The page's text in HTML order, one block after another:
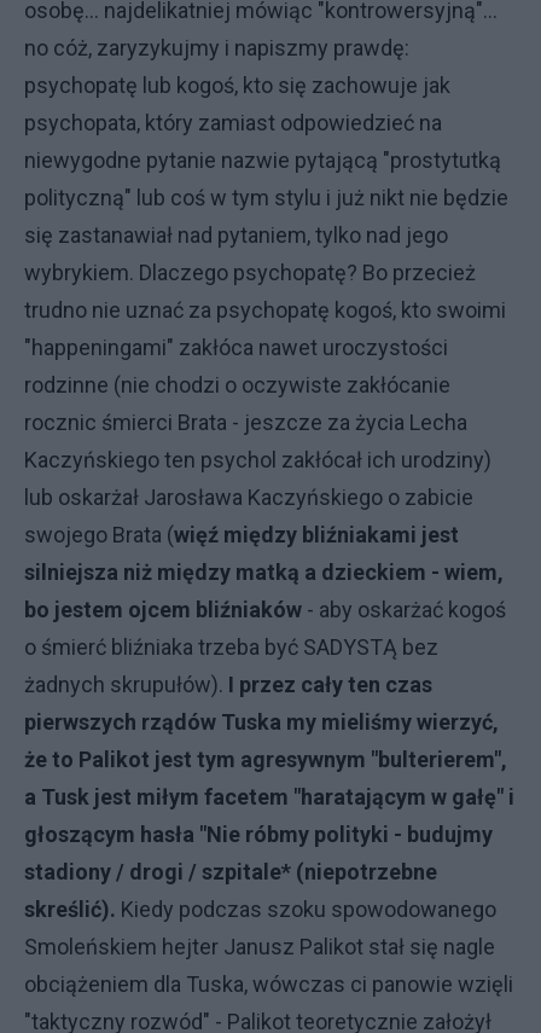
osobę... najdelikatniej mówiąc "kontrowersyjną"...
no cóż, zaryzykujmy i napiszmy prawdę:
psychopatę lub kogoś, kto się zachowuje jak
psychopata, który zamiast odpowiedzieć na
niewygodne pytanie nazwie pytającą "prostytutką
polityczną" lub coś w tym stylu i już nikt nie będzie
się zastanawiał nad pytaniem, tylko nad jego
wybrykiem. Dlaczego psychopatę? Bo przecież
trudno nie uznać za psychopatę kogoś, kto swoimi
"happeningami" zakłóca nawet uroczystości
rodzinne (nie chodzi o oczywiste zakłócanie
rocznic śmierci Brata - jeszcze za życia Lecha
Kaczyńskiego ten psychol zakłócał ich urodziny)
lub oskarżał Jarosława Kaczyńskiego o zabicie
swojego Brata (więź między bliźniakami jest
silniejsza niż między matką a dzieckiem - wiem,
bo jestem ojcem bliźniaków - aby oskarżać kogoś
o śmierć bliźniaka trzeba być SADYSTĄ bez
żadnych skrupułów). I przez cały ten czas
pierwszych rządów Tuska my mieliśmy wierzyć,
że to Palikot jest tym agresywnym "bulterierem",
a Tusk jest miłym facetem "haratającym w gałę" i
głoszącym hasła "Nie róbmy polityki - budujmy
stadiony / drogi / szpitale* (niepotrzebne
skreślić). Kiedy podczas szoku spowodowanego
Smoleńskiem hejter Janusz Palikot stał się nagle
obciążeniem dla Tuska, wówczas ci panowie wzięli
"taktyczny rozwód" - Palikot teoretycznie założył